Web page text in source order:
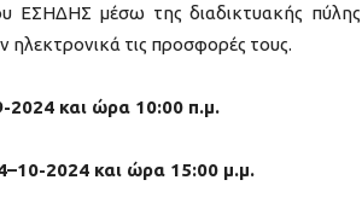
ΕΣΗΔΗΣ μέσω της διαδικτυακής πύλης
ηλεκτρονικά τις προσφορές τους.
-2024 και ώρα 10:00 π.μ.
–10-2024 και ώρα 15:00 μ.μ.